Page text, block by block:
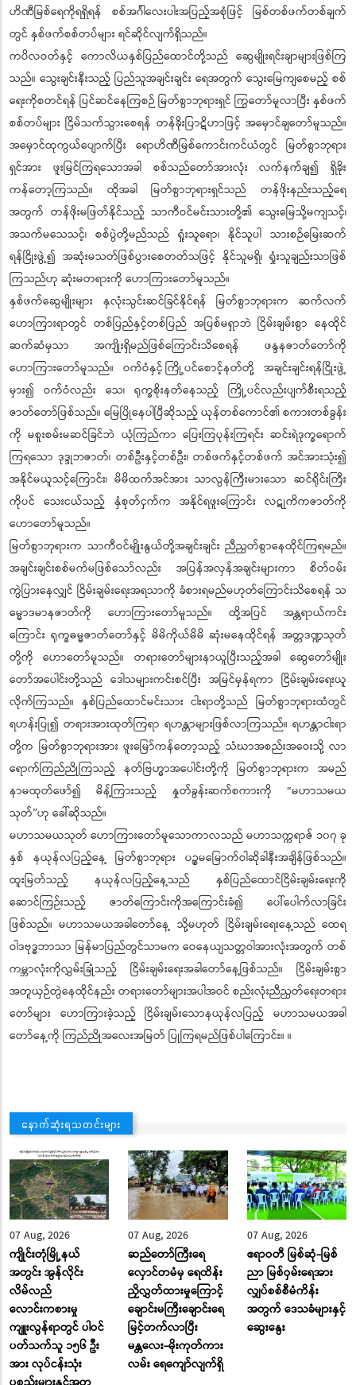
ဟိဏီမြစ်ရေကိုရရှိရန် စစ်အင်္ဂါလေးပါးအပြည့်အစုံဖြင့် မြစ်တစ်ဖက်တစ်ချက်
တွင် နှစ်ဖက်စစ်တပ်များ ရင်ဆိုင်လျက်ရှိသည်။
ကပိလဝတ်နှင့် ကောလိယနှစ်ပြည်ထောင်တို့သည် ဆွေမျိုးရင်းချာများဖြစ်ကြ
သည်။ သွေးချင်းနီးသည့် ပြည်သူအချင်းချင်း ရေအတွက် သွေးမြေကျစေမည့် စစ်
ရေးကိုစတင်ရန် ပြင်ဆင်နေကြစဉ် မြတ်စွာဘုရားရှင် ကြွတော်မူလာပြီး နှစ်ဖက်
စစ်တပ်များ ငြိမ်သက်သွားစေရန် တန်ခိုးပြာဋိဟာဖြင့် အမှောင်ချတော်မူသည်။
အမှောင်ထုကွယ်ပျောက်ပြီး ရောဟိဏီမြစ်ကောင်းကင်ယံတွင် မြတ်စွာဘုရား
ရှင်အား ဖူးမြင်ကြရသောအခါ စစ်သည်တော်အားလုံး လက်နက်ချ၍ ရှိခိုး
ကန်တော့ကြသည်။ ထိုအခါ မြတ်စွာဘုရားရှင်သည် တန်ဖိုးနည်းသည့်ရေ
အတွက် တန်ဖိုးမဖြတ်နိုင်သည့် သာကီဝင်မင်းသားတို့၏ သွေးမြေသို့မကျသင့်၊
အသက်မသေသင့်၊ စစ်ပွဲတို့မည်သည် ရှုံးသူရော၊ နိုင်သူပါ သားစဉ်မြေးဆက်
ရန်ငြိုးဖွဲ့၍ အဆုံးမသတ်ဖြစ်ပွားစေတတ်သဖြင့် နိုင်သူမရှိ၊ ရှုံးသူချည်းသာဖြစ်
ကြသည်ဟု ဆုံးမတရားကို ဟောကြားတော်မူသည်။
နှစ်ဖက်ဆွေမျိုးများ နှလုံးသွင်းဆင်ခြင်နိုင်ရန် မြတ်စွာဘုရားက ဆက်လက်
ဟောကြားရာတွင် တစ်ပြည်နှင့်တစ်ပြည် အပြစ်မရှာဘဲ ငြိမ်းချမ်းစွာ နေထိုင်
ဆက်ဆံမှသာ အကျိုးရှိမည်ဖြစ်ကြောင်းသိစေရန် ဖန္ဒနဇာတ်တော်ကို
ဟောကြားတော်မူသည်။ ဝက်ဝံနှင့် ကြို့ပင်စောင့်နတ်တို့ အချင်းချင်းရန်ငြိုးဖွဲ့
မှား၍ ဝက်ဝံလည်း သေ၊ ရုက္ခစိုးနတ်နေသည့် ကြို့ပင်လည်းပျက်စီးရသည့်
ဇာတ်တော်ဖြစ်သည်။ မြေပြိုနေပါပြီဆိုသည့် ယုန်တစ်ကောင်၏ စကားတစ်ခွန်း
ကို မစူးစမ်းမဆင်ခြင်ဘဲ ယုံကြည်ကာ ပြေးကြပုန်းကြရင်း ဆင်းရဲဒုက္ခရောက်
ကြရသော ဒုဒ္ဒုဘဇာတ်၊ တစ်ဦးနှင့်တစ်ဦး၊ တစ်ဖက်နှင့်တစ်ဖက် အင်အားသုံး၍
အနိုင်မယူသင့်ကြောင်း၊ မိမိထက်အင်အား သာလွန်ကြီးမားသော ဆင်ရိုင်းကြီး
ကိုပင် သေးငယ်သည့် နှံစုတ်ငှက်က အနိုင်ရဖူးကြောင်း လဋုကိကဇာတ်ကို
ဟောတော်မူသည်။
မြတ်စွာဘုရားက သာကီဝင်မျိုးနွယ်တို့အချင်းချင်း ညီညွတ်စွာနေထိုင်ကြရမည်။
အချင်းချင်းစစ်မက်မဖြစ်သော်လည်း အပြန်အလှန်အချင်းများကာ စိတ်ဝမ်း
ကွဲပြားနေလျှင် ငြိမ်းချမ်းရေးအရသာကို ခံစားရမည်မဟုတ်ကြောင်းသိစေရန် သ
မ္မောဒမာနဇာတ်ကို ဟောကြားတော်မူသည်။ ထို့အပြင် အန္တရာယ်ကင်း
ကြောင်း ရုက္ခဓမ္မဇာတ်တော်နှင့် မိမိကိုယ်မိမိ ဆုံးမနေထိုင်ရန် အတ္တဒဏ္ဍသုတ်
တို့ကို ဟောတော်မူသည်။ တရားတော်များနာယူပြီးသည့်အခါ ဆွေတော်မျိုး
တော်အပေါင်းတို့သည် ဒေါသများကင်းစင်ပြီး အမြင်မှန်ရကာ ငြိမ်းချမ်းရေးယူ
လိုက်ကြသည်။ နှစ်ပြည်ထောင်မင်းသား ငါးရာတို့သည် မြတ်စွာဘုရားထံတွင်
ရဟန်းပြု၍ တရားအားထုတ်ကြရာ ရဟန္တာများဖြစ်လာကြသည်။ ရဟန္တာငါးရာ
တို့က မြတ်စွာဘုရားအား ဖူးမြော်ကန်တော့သည့် သံဃာအစည်းအဝေးသို့ လာ
ရောက်ကြည်ညိုကြသည့် နတ်ဗြဟ္မာအပေါင်းတို့ကို မြတ်စွာဘုရားက အမည်
နာမထုတ်ဖော်၍ မိန့်ကြားသည့် နှုတ်ခွန်းဆက်စကားကို “မဟာသမယ
သုတ်”ဟု ခေါ်ဆိုသည်။
မဟာသမယသုတ် ဟောကြားတော်မူသောကာလသည် မဟာသက္ကရာဇ် ၁၀၇ ခု
နှစ် နယုန်လပြည့်နေ့ မြတ်စွာဘုရား ပဉ္စမမြောက်ဝါဆိုခါနီးအချိန်ဖြစ်သည်။
ထူးမြတ်သည့် နယုန်လပြည့်နေ့သည် နှစ်ပြည်ထောင်ငြိမ်းချမ်းရေးကို
ဆောင်ကြဉ်းသည့် ဇာတ်ကြောင်းကိုအကြောင်းခံ၍ ပေါ်ပေါက်လာခြင်း
ဖြစ်သည်။ မဟာသမယအခါတော်နေ့ သို့မဟုတ် ငြိမ်းချမ်းရေးနေ့သည် ထေရ
ဝါဒဗုဒ္ဓဘာသာ မြန်မာပြည်တွင်သာမက ဝေနေယျသတ္တဝါအားလုံးအတွက် တစ်
ကမ္ဘာလုံးကိုလွှမ်းခြုံသည့် ငြိမ်းချမ်းရေးအခါတော်နေ့ဖြစ်သည်။ ငြိမ်းချမ်းစွာ
အတူယှဉ်တွဲနေထိုင်နည်း တရားတော်များအပါအဝင် စည်းလုံးညီညွတ်ရေးတရား
တော်များ ဟောကြားခဲ့သည့် ငြိမ်းချမ်းသောနယုန်လပြည့် မဟာသမယအခါ
တော်နေ့ကို ကြည်ညိုအလေးအမြတ် ပြုကြရမည်ဖြစ်ပါကြောင်း။ ။
နောက်ဆုံးရသတင်းများ
07 Aug, 2026
ကျိုင်းတုံမြို့နယ်
အတွင်း အွန်လိုင်း
လိမ်လည်
လောင်းကစားမှု
ကျူးလွန်ရာတွင် ပါဝင်
ပတ်သက်သူ ၁၅၆ ဦး
အား လုပ်ငန်းသုံး
07 Aug, 2026
ဆည်တော်ကြီးရေ
လှောင်တမံမှ ရေထိန်း
ညှိလွှတ်ထားမှုကြောင့်
ချောင်းမကြီးချောင်းရေ
မြင့်တက်လာပြီး
မန္တလေး-မိုးကုတ်ကား
လမ်း ‌ရေ‌ကျော်လျက်ရှိ
07 Aug, 2026
ဧရာဝတီ မြစ်ဆုံ-မြစ်
ညာ မြစ်ဝှမ်းရေအား
လျှပ်စစ်စီမံကိန်း
အတွက် ဒေသခံများနှင့်
ဆွေးနွေး